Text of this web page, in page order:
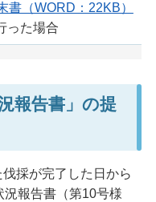
書（WORD：22KB）
った場合
報告書」の提
採が完了した日から
報告書（第10号様